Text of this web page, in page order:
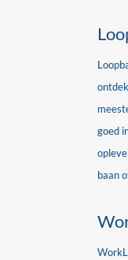
goed
baan